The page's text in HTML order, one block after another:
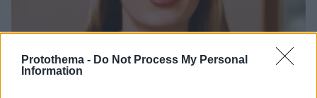
Protothema - Do Not Process My Personal
Information